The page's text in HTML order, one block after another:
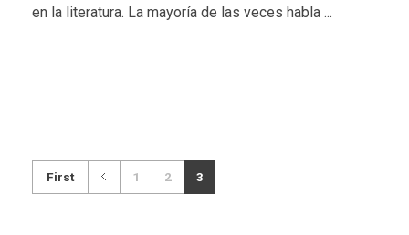
en la literatura. La mayoría de las veces habla ...
First 1 2 3